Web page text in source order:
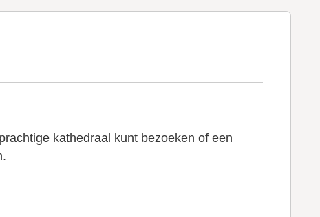
kathedraal kunt bezoeken of een